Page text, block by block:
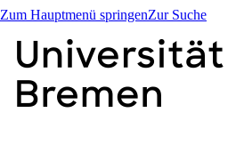
Zum Hauptmenü springenZur Suche